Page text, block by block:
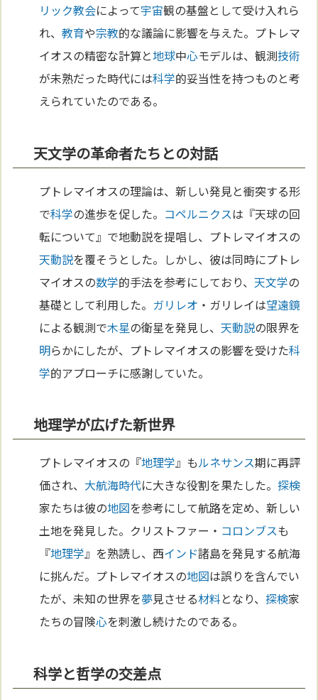
リック教会によって宇宙観の基盤として受け入れら
れ、教育や宗教的な議論に影響を与えた。プトレマ
イオスの精密な計算と地球中心モデルは、観測技術
が未熟だった時代には科学的妥当性を持つものと考
えられていたのである。
天文学の革命者たちとの対話
プトレマイオスの理論は、新しい発見と衝突する形
で科学の進歩を促した。 コペルニクスは『天球の回
転について』で地動説を提唱し、プトレマイオスの
天動説を覆そうとした。しかし、彼は同時にプトレ
マイオスの数学的手法を参考にしており、天文学の
基礎として利用した。 ガリレオ ・ガリレイは望遠鏡
による観測で木星の衛星を発見し、天動説の限界を
明らかにしたが、プトレマイオスの影響を受けた科
学的アプローチに感謝していた。
地理学が広げた新世界
プトレマイオスの『地理学』もルネサンス期に再評
価され、 大航海時代に大きな役割を果たした。探検
家たちは彼の地図を参考にして航路を定め、新しい
土地を発見した。クリストファー・ コロンブスも
『地理学』を熟読し、西インド諸島を発見する航海
に挑んだ。プトレマイオスの地図は誤りを含んでい
たが、未知の世界を夢見させる材料となり、探検家
たちの冒険心を刺激し続けたのである。
科学と哲学の交差点